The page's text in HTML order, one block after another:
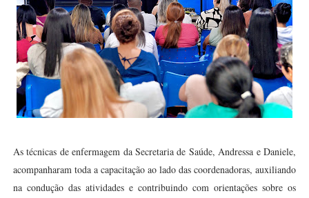
As técnicas de enfermagem da Secretaria de Saúde, Andressa e Daniele,
acompanharam toda a capacitação ao lado das coordenadoras, auxiliando
na condução das atividades e contribuindo com orientações sobre os